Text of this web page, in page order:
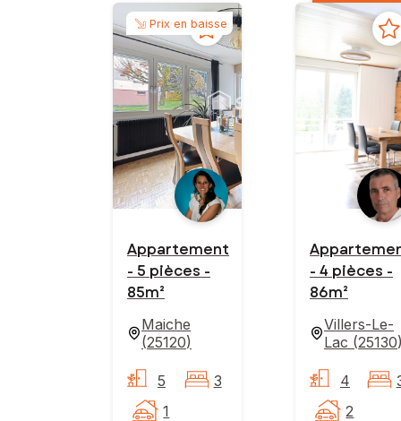
Prix en baisse
Appartement
- 5 pièces -
85m²
Maiche
(25120)
5
3
1
- 4 pièces -
86m²
Villers-Le-
Lac (25130
4
2